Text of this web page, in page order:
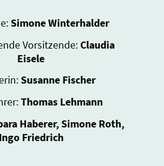
Simone Winterhalder
Vorsitzende:Claudia
Eisele
Susanne Fischer
Thomas Lehmann
Haberer, Simone Roth,
Ingo Friedrich